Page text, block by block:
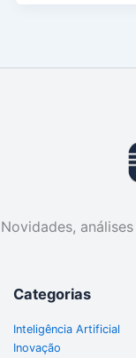
Novidades,
Categorias
Inteligência Artificial
Inovação